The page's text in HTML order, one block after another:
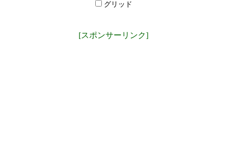
グリッド
[スポンサーリンク]